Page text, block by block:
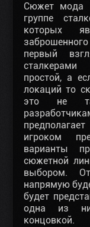
Сюжет мода
группе
которых
первый
простой, а
локаций то
это не
игроком
варианты
сюжетной
выбором.
напрямую
будет
одна из
концовкой.